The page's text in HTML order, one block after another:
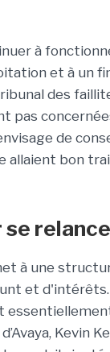
à
et à un
des
pas
de
allaient bon
se
à une
et d'intérêts.
Kevin